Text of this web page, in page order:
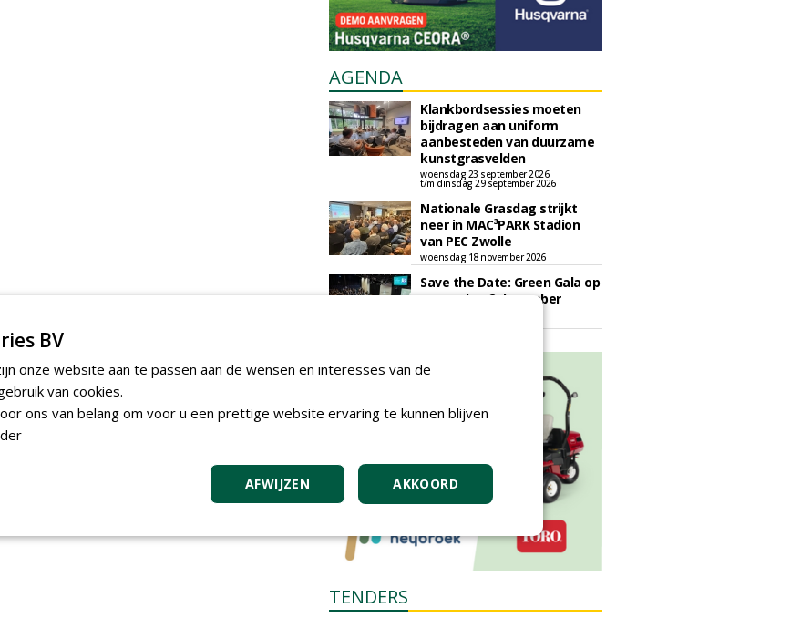
AGENDA
Klankbordsessies moeten
bijdragen aan uniform
aanbesteden van duurzame
kunstgrasvelden
woensdag 23 september 2026
t/m dinsdag 29 september 2026
Nationale Grasdag strijkt
neer in MAC³PARK Stadion
van PEC Zwolle
woensdag 18 november 2026
Save the Date: Green Gala op
woensdag 2 december
TENDERS
BV
onze website aan te passen aan de wensen en interesses van de
van cookies.
ons van belang om voor u een prettige website ervaring te kunnen blijven
AKKOORD
AFWIJZEN